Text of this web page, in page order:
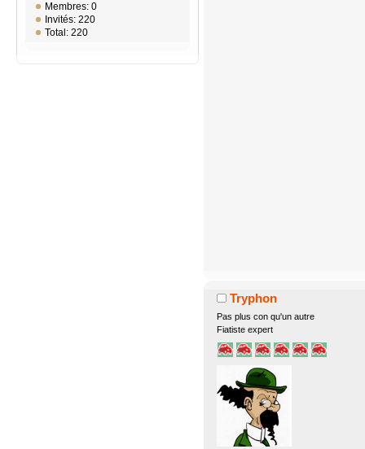
Membres: 0
Invités: 220
Total: 220
Tryphon
Pas plus con qu'un autre
Fiatiste expert